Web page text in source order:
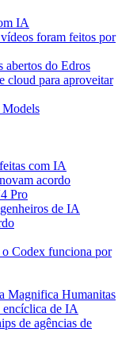
IA
foram feitos por
abertos do Edros
cloud para aproveitar
com IA
acordo
Pro
de IA
o Codex funciona por
Magnifica Humanitas
de IA
de agências de